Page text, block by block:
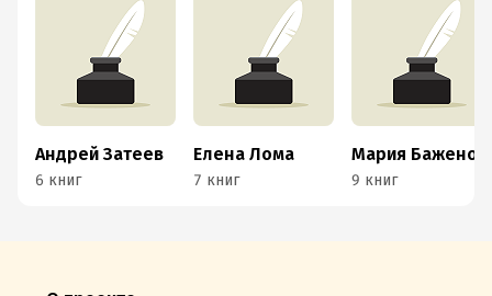
Андрей Затеев
6 книг
Елена Лома
7 книг 9 книг